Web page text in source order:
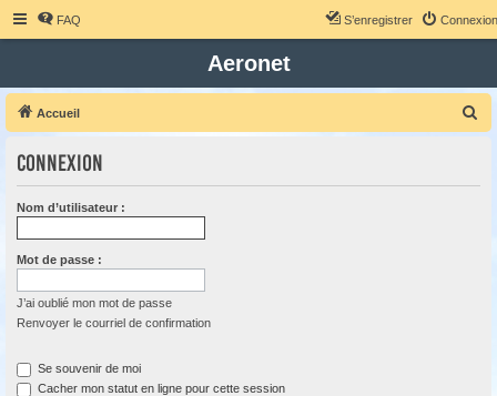
FAQ Connexion
S’enregistrer
Aeronet
Accueil
Connexion
Nom d’utilisateur :
Mot de passe :
J’ai oublié mon mot de passe
Renvoyer le courriel de confirmation
Se souvenir de moi
Cacher mon statut en ligne pour cette session